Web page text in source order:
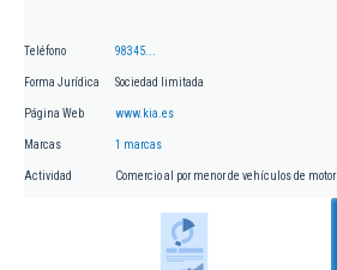
Teléfono 98345...
Forma Jurídica Sociedad limitada
Página Web www.kia.es
Marcas 1 marcas
Actividad Comercio al por menor de vehículos de motor